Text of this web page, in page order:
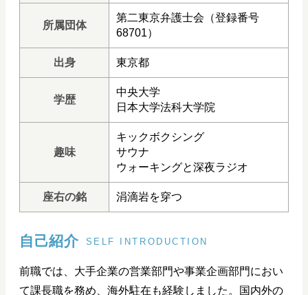
所属団体
第二東京弁護士会（登録番号
68701）
出身 東京都
学歴
中央大学
日本大学法科大学院
趣味
キックボクシング
サウナ
ウォーキングと深夜ラジオ
座右の銘 涓滴岩を穿つ
自己紹介 SELF INTRODUCTION
前職では、大手企業の営業部門や事業企画部門におい
て課長職を務め、海外駐在も経験しました。国内外の